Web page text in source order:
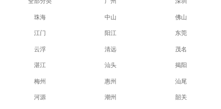
珠海 中山 佛山
江门 阳江 东莞
云浮 清远 茂名
湛江 汕头 揭阳
梅州 惠州 汕尾
河源 潮州 韶关